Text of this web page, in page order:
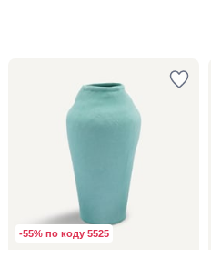
-55% по коду 5525